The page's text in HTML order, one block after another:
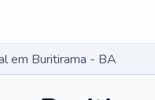
em Buritirama - BA